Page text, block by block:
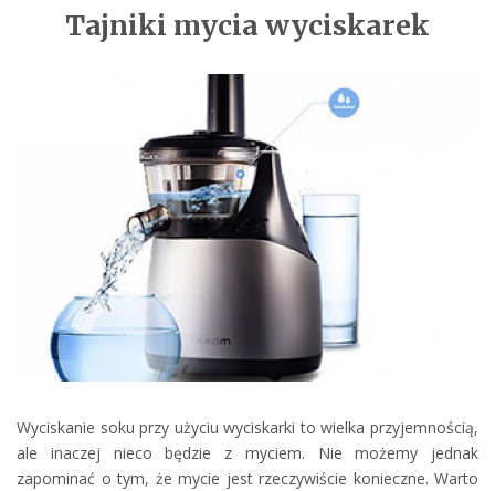
Tajniki mycia wyciskarek
Wyciskanie soku przy użyciu wyciskarki to wielka przyjemnością,
ale inaczej nieco będzie z myciem. Nie możemy jednak
zapominać o tym, że mycie jest rzeczywiście konieczne. Warto